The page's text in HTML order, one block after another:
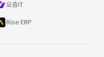
요즘IT
Rise ERP